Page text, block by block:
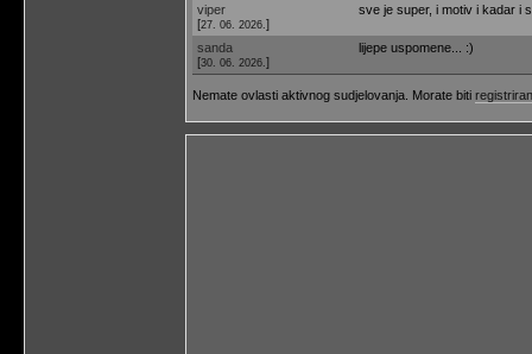
viper
[27. 06. 2026. ]
sve je super, i motiv i kadar i
sanda
[30. 06. 2026. ]
lijepe uspomene... :)
Nemate ovlasti aktivnog sudjelovanja. Morate biti